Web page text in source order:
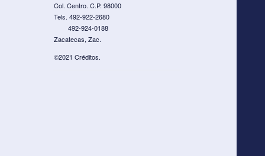
Col. Centro. C.P. 98000
Tels. 492-922-2680
492-924-0188
Zacatecas, Zac.
©2021 Créditos.